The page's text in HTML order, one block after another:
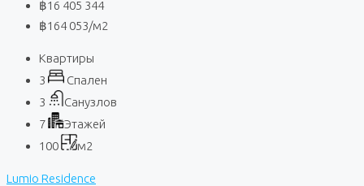
฿16 405 344
฿164 053/м2
Квартиры
3
Спален
3
Санузлов
7
Этажей
100
м2
Lumio Residence